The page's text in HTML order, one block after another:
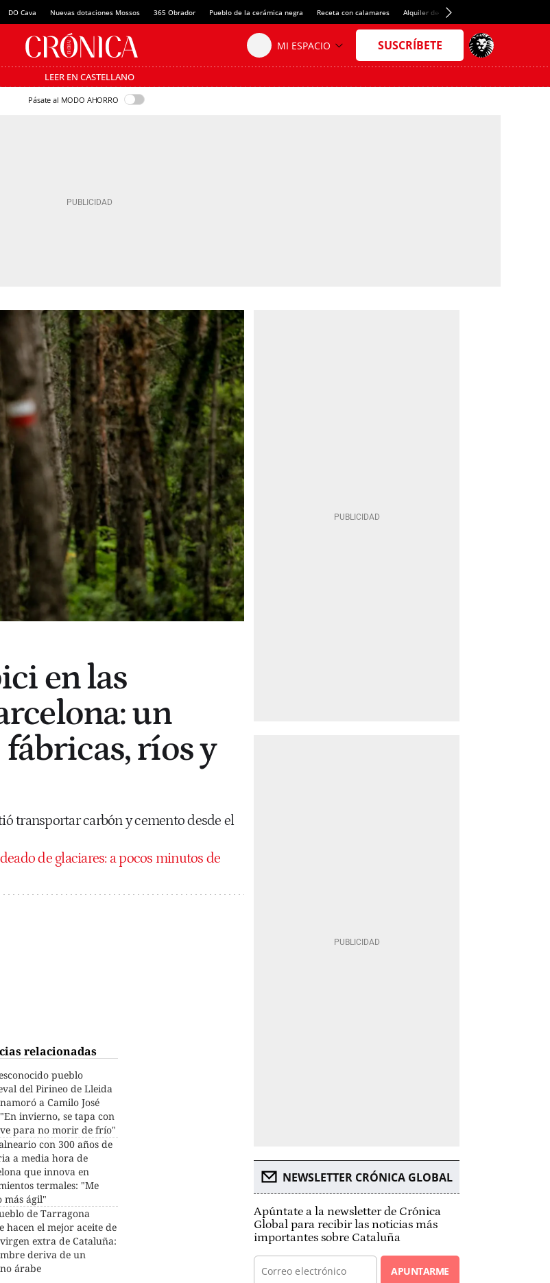
DO Cava Nuevas dotaciones Mossos 365 Obrador Pueblo de la cerámica negra Receta con calamares Alquiler de habitaciones en España
LEER EN CASTELLANO
Pásate al MODO AHORRO
en las
un
ríos y
transportar carbón y cemento desde el
de glaciares: a pocos minutos de
relacionadas
pueblo
del Pirineo de Lleida
a Camilo José
invierno, se tapa con
para no morir de frío"
con 300 años de
a media hora de
que innova en
termales: "Me
más ágil"
de Tarragona
hacen el mejor aceite de
extra de Cataluña:
deriva de un
árabe
NEWSLETTER CRÓNICA GLOBAL
Apúntate a la newsletter de Crónica
Global para recibir las noticias más
importantes sobre Cataluña
APUNTARME